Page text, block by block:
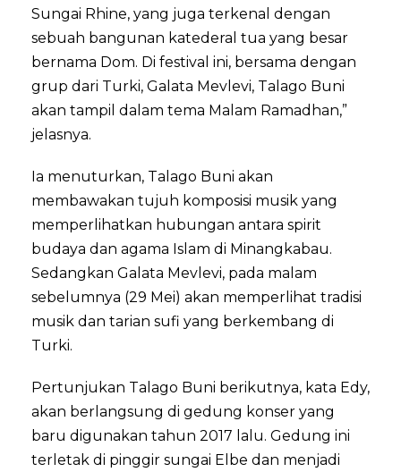
Sungai Rhine, yang juga terkenal dengan
sebuah bangunan katederal tua yang besar
bernama Dom. Di festival ini, bersama dengan
grup dari Turki, Galata Mevlevi, Talago Buni
akan tampil dalam tema Malam Ramadhan,”
jelasnya.
Ia menuturkan, Talago Buni akan
membawakan tujuh komposisi musik yang
memperlihatkan hubungan antara spirit
budaya dan agama Islam di Minangkabau.
Sedangkan Galata Mevlevi, pada malam
sebelumnya (29 Mei) akan memperlihat tradisi
musik dan tarian sufi yang berkembang di
Turki.
Pertunjukan Talago Buni berikutnya, kata Edy,
akan berlangsung di gedung konser yang
baru digunakan tahun 2017 lalu. Gedung ini
terletak di pinggir sungai Elbe dan menjadi